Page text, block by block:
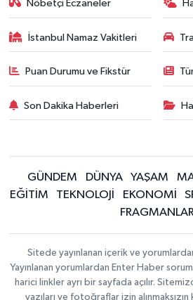
Nöbetçi Eczaneler
İstanbul Namaz Vakitleri
Puan Durumu ve Fikstür
Son Dakika Haberleri
GÜNDEM DÜNYA YAŞAM
EĞİTİM
TEKNOLOJİ EKONOMİ
Sitede yayınlanan içerik ve
Yayınlanan yorumlardan Enter Haber
harici linkler ayrı bir sayfada açılır.
yazıları ve fotoğraflar izin